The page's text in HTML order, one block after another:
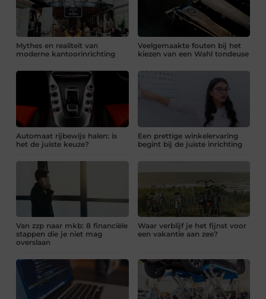
Mythes en realiteit van
moderne kantoorinrichting
Veelgemaakte fouten bij het
kiezen van een Wahl tondeuse
Automaat rijbewijs halen: is
het de juiste keuze?
Een prettige winkelervaring
begint bij de juiste inrichting
Van zzp naar mkb: 8 financiële
stappen die je niet mag
overslaan
Waar verblijf je het fijnst voor
een vakantie aan zee?